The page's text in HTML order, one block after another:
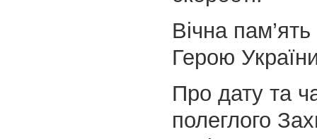
Вічна пам’ять
Герою
Про дату та
полеглого